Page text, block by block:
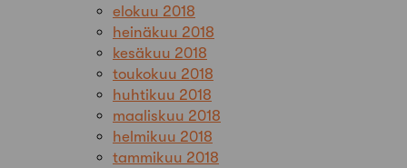
elokuu 2018
heinäkuu 2018
kesäkuu 2018
toukokuu 2018
huhtikuu 2018
maaliskuu 2018
helmikuu 2018
tammikuu 2018